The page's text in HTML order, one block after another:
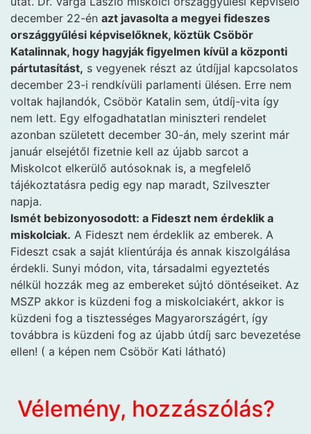
december 22-én azt javasolta a megyei fideszes
országgyűlési képviselőknek, köztük Csöbör
Katalinnak, hogy hagyják figyelmen kívül a központi
pártutasítást, s vegyenek részt az útdíjjal kapcsolatos
december 23-i rendkívüli parlamenti ülésen. Erre nem
voltak hajlandók, Csöbör Katalin sem, útdíj-vita így
nem lett. Egy elfogadhatatlan miniszteri rendelet
azonban született december 30-án, mely szerint már
január elsejétől fizetnie kell az újabb sarcot a
Miskolcot elkerülő autósoknak is, a megfelelő
tájékoztatásra pedig egy nap maradt, Szilveszter
napja.
Ismét bebizonyosodott: a Fideszt nem érdeklik a
miskolciak. A Fideszt nem érdeklik az emberek. A
Fideszt csak a saját klientúrája és annak kiszolgálása
érdekli. Sunyi módon, vita, társadalmi egyeztetés
nélkül hozzák meg az embereket sújtó döntéseiket. Az
MSZP akkor is küzdeni fog a miskolciakért, akkor is
küzdeni fog a tisztességes Magyarországért, így
továbbra is küzdeni fog az újabb útdíj sarc bevezetése
ellen! ( a képen nem Csöbör Kati látható)
Vélemény, hozzászólás?